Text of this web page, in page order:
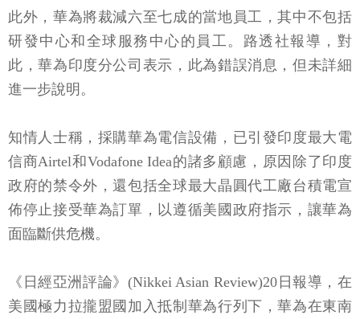
此外，華為將裁減六至七成的當地員工，其中不包括
研發中心和全球服務中心的員工。路透社報導，對
此，華為印度分公司表示，此為錯誤消息，但未詳細
進一步說明。
知情人士稱，採購華為電信設備，已引發印度最大電
信商Airtel和Vodafone Idea的諸多顧慮，原因除了印度
政府的禁令外，還包括全球最大晶圓代工廠台積電宣
佈停止接受華為訂單，以遵循美國政府指示，讓華為
面臨斷供危機。
《日經亞洲評論》(Nikkei Asian Review)20日報導，在
美國極力拉攏盟國加入抵制華為行列下，華為在東南